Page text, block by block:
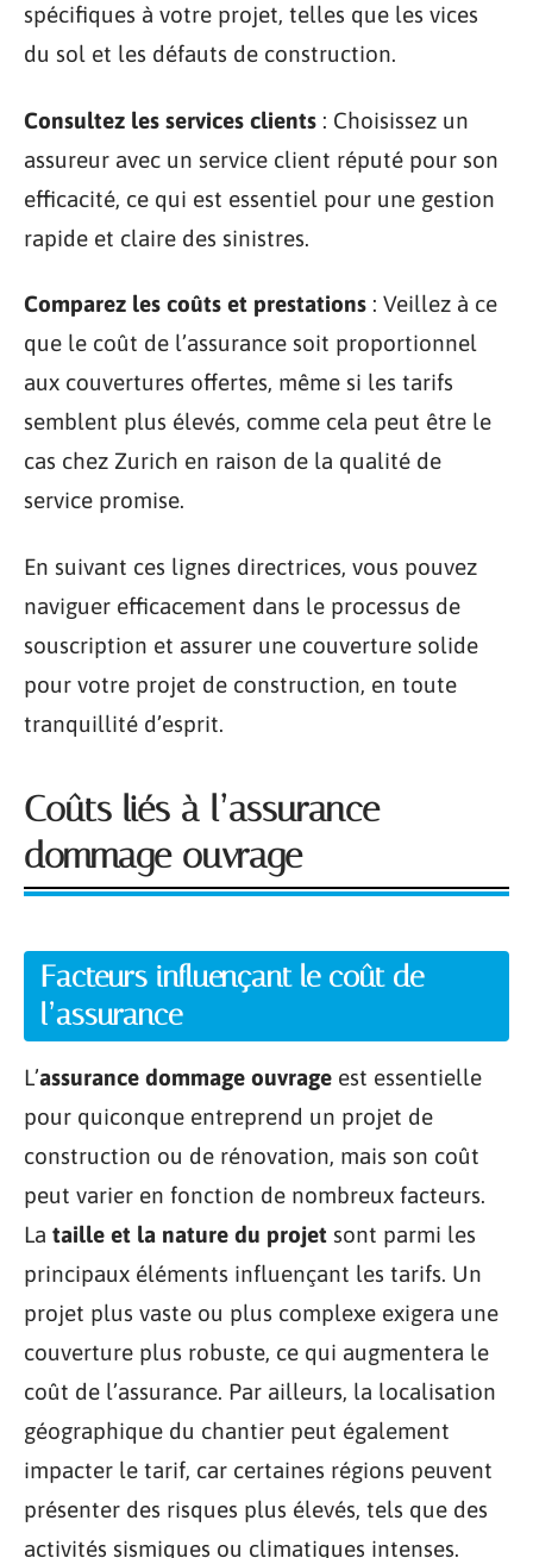
spécifiques à votre projet, telles que les vices
du sol et les défauts de construction.
Consultez les services clients : Choisissez un
assureur avec un service client réputé pour son
efficacité, ce qui est essentiel pour une gestion
rapide et claire des sinistres.
Comparez les coûts et prestations : Veillez à ce
que le coût de l’assurance soit proportionnel
aux couvertures offertes, même si les tarifs
semblent plus élevés, comme cela peut être le
cas chez Zurich en raison de la qualité de
service promise.
En suivant ces lignes directrices, vous pouvez
naviguer efficacement dans le processus de
souscription et assurer une couverture solide
pour votre projet de construction, en toute
tranquillité d’esprit.
Coûts liés à l’assurance
dommage ouvrage
Facteurs influençant le coût de
l’assurance
L’assurance dommage ouvrage est essentielle
pour quiconque entreprend un projet de
construction ou de rénovation, mais son coût
peut varier en fonction de nombreux facteurs.
La taille et la nature du projet sont parmi les
principaux éléments influençant les tarifs. Un
projet plus vaste ou plus complexe exigera une
couverture plus robuste, ce qui augmentera le
coût de l’assurance. Par ailleurs, la localisation
géographique du chantier peut également
impacter le tarif, car certaines régions peuvent
présenter des risques plus élevés, tels que des
activités sismiques ou climatiques intenses.